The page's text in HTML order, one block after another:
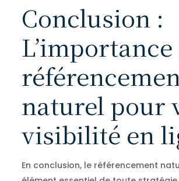
Conclusion :
naturel pour
visibilité en
En conclusion, le référencement